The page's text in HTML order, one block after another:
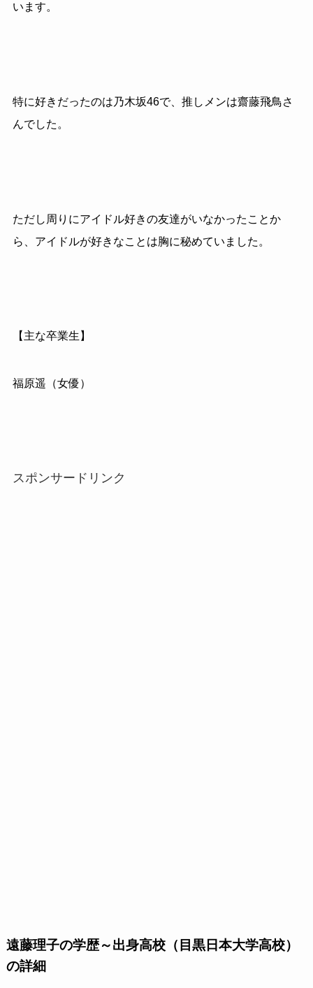
います。
特に好きだったのは乃木坂46で、推しメンは齋藤飛鳥さ
んでした。
ただし周りにアイドル好きの友達がいなかったことか
ら、アイドルが好きなことは胸に秘めていました。
【主な卒業生】
福原遥（女優）
スポンサードリンク
遠藤理子の学歴～出身高校（目黒日本大学高校）
の詳細